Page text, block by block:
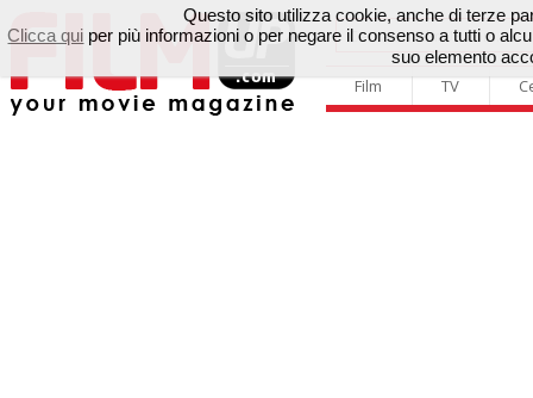
Film TV
Questo sito utilizza cookie, anche di terze
Clicca qui per più informazioni o per negare il consenso a tutti o
suo elemento